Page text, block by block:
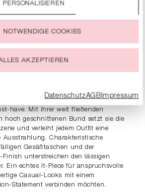
hochwertigem Authentic Denim
Denim-Look neu und wird so
have. Mit ihrer weit fließenden
hoch geschnittenen Bund setzt sie die
und verleiht jedem Outfit eine
Ausstrahlung. Charakteristische
Gesäßtaschen und der
Finish unterstreichen den lässigen
Ein echtes It-Piece für anspruchsvolle
Casual-Looks mit einem
Statement verbinden möchten.
das Auswahlfeld „Alle akzeptieren“
aller Cookies zu, die unter
ändern oder widerrufen.
PERSONALISIEREN
NOTWENDIGE COOKIES
AKZEPTIEREN
DatenschutzAGBImpressum